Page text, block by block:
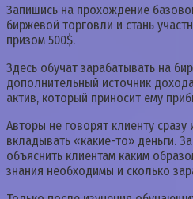
Запишись на прохождение
биржевой торговли и стань
призом 500$.
Здесь обучат зарабатывать на
дополнительный источник
актив, который приносит ему
Авторы не говорят клиенту сразу
вкладывать «какие-то» деньги.
объяснить клиентам каким
знания необходимы и сколько